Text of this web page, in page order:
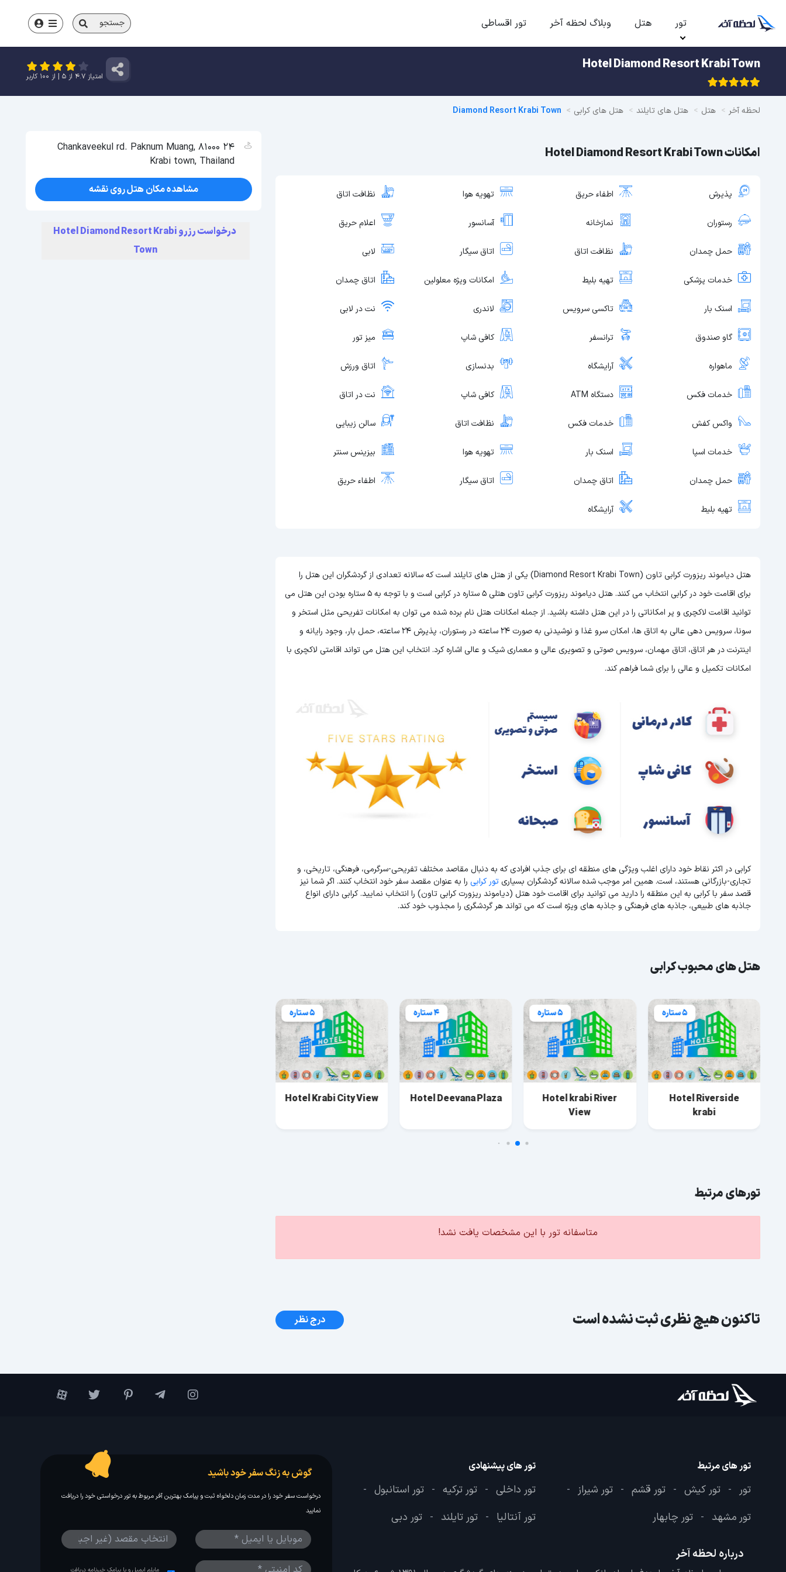
تور هتل وبلاگ لحظه آخر تور اقساطی جستجو
Hotel Diamond Resort Krabi Town
امتیاز 4.7 از 5 | از 100 کاربر
لحظه آخر هتل هتل های تایلند هتل های کرابی Diamond Resort Krabi Town
امکانات Hotel Diamond Resort Krabi Town
پذیرش اطفاء حریق تهویه هوا نظافت اتاق
رستوران نمازخانه آسانسور اعلام حریق
حمل چمدان نظافت اتاق اتاق سیگار لابی
خدمات پزشکی تهیه بلیط امکانات ویژه معلولین اتاق چمدان
اسنک بار تاکسی سرویس لاندری نت در لابی
گاو صندوق ترانسفر کافی شاپ میز تور
ماهواره آرایشگاه بدنسازی اتاق ورزش
خدمات فکس دستگاه ATM کافی شاپ نت در اتاق
واکس کفش خدمات فکس نظافت اتاق سالن زیبایی
خدمات اسپا اسنک بار تهویه هوا بیزینس سنتر
حمل چمدان اتاق چمدان اتاق سیگار اطفاء حریق
تهیه بلیط آرایشگاه
هتل دیاموند ریزورت کرابی تاون (Diamond Resort Krabi Town) یکی از هتل های تایلند است که سالانه تعدادی از گردشگران این هتل را
برای اقامت خود در کرابی انتخاب می کنند. هتل دیاموند ریزورت کرابی تاون هتلی 5 ستاره در کرابی است و با توجه به 5 ستاره بودن این هتل
می
توانید اقامت لاکچری و پر امکاناتی را در این هتل داشته باشید. از جمله امکانات هتل نام برده شده می توان به امکانات تفریحی مثل استخر و
سونا، سرویس دهی عالی به اتاق ها، امکان سرو غذا و نوشیدنی به صورت 24 ساعته در رستوران، پذیرش 24 ساعته، حمل بار، وجود رایانه و
اینترنت در هر اتاق، اتاق مهمان، سرویس صوتی و تصویری عالی و معماری شیک و عالی اشاره کرد. انتخاب این هتل می تواند اقامتی لاکچری با
امکانات تکمیل و عالی را برای شما فراهم کند.
کرابی در اکثر نقاط خود دارای اغلب ویژگی های منطقه ای برای جذب افرادی که به دنبال مقاصد مختلف تفریحی-سرگرمی، فرهنگی، تاریخی، و
تجاری-بازرگانی هستند، است. همین امر موجب شده سالانه گردشگران بسیاریتور کرابی را به عنوان مقصد سفر خود انتخاب کنند. اگر شما نیز
قصد سفر با کرابی به این منطقه را دارید می توانید برای اقامت خود هتل (دیاموند ریزورت کرابی تاون) را انتخاب نمایید. کرابی دارای انواع
جاذبه های طبیعی، جاذبه های فرهنگی و جاذبه های ویژه است که می تواند هر گردشگری را مجذوب خود کند.
هتل های محبوب کرابی
5 ستاره
Hotel Riverside
krabi
5 ستاره
Hotel krabi River
View
4 ستاره
Hotel Deevana Plaza
5 ستاره
Hotel Krabi City View
تورهای مرتبط
متاسفانه تور با این مشخصات یافت نشد!
تاکنون هیچ نظری ثبت نشده است درج نظر
24 Chankaveekul rd. Paknum Muang, 81000
Krabi town, Thailand
مشاهده مکان هتل روی نقشه
درخواست رزرو Hotel Diamond Resort Krabi
Town
تور های مرتبط
تور - تور کیش - تور قشم - تور شیراز -
تور مشهد - تور چابهار
تور های پیشنهادی
تور داخلی - تور ترکیه - تور استانبول -
تور آنتالیا - تور تایلند - تور دبی
درباره لحظه آخر
گوش به زنگ سفر خود باشید
درخواست سفر خود را در مدت زمان دلخواه ثبت و پیامک بهترین آفر مربوط به تور درخواستی خود را دریافت
نمایید
مایلم ایمیل و یا پیامک خبرنامه دریافت